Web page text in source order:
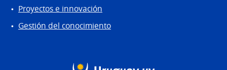
Proyectos e innovación
Gestión del conocimiento